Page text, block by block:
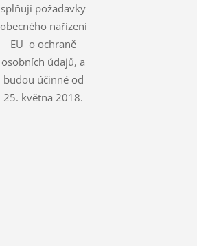
splňují požadavky
obecného nařízení
EU o ochraně
osobních údajů, a
budou účinné od
25. května 2018.